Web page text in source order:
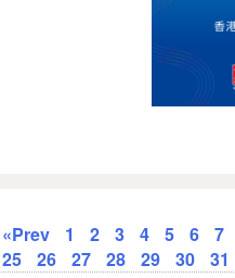
«Prev 1 2 3 4 5 6 7
25
26 27 28 29 30 31